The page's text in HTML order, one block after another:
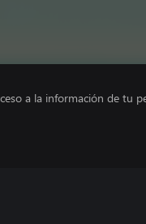
a la información de tu